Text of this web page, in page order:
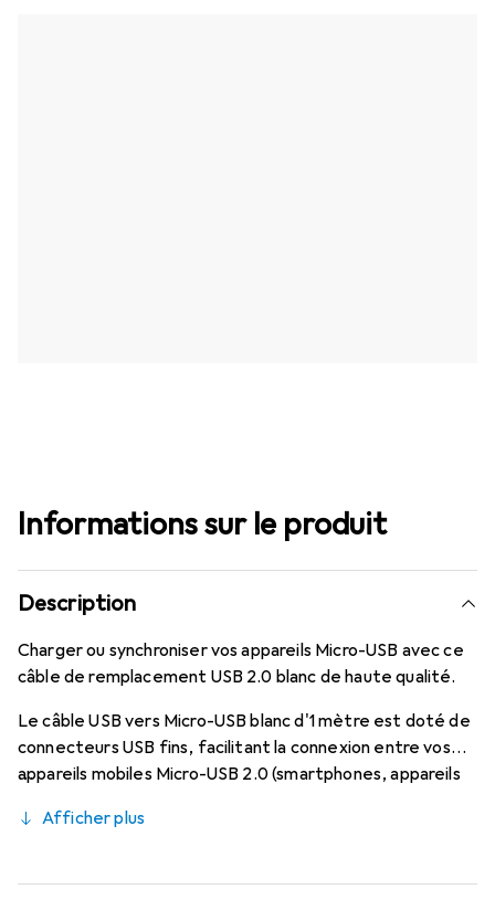
Informations sur le produit
Description
Charger ou synchroniser vos appareils Micro-USB avec ce
câble de remplacement USB 2.0 blanc de haute qualité.
Le câble USB vers Micro-USB blanc d'1 mètre est doté de
connecteurs USB fins, facilitant la connexion entre vos
appareils mobiles Micro-USB 2.0 (smartphones, appareils
etc.) et votre PC ou Mac pour des tâches quotidiennes
transfert de fichiers.
Afficher plus